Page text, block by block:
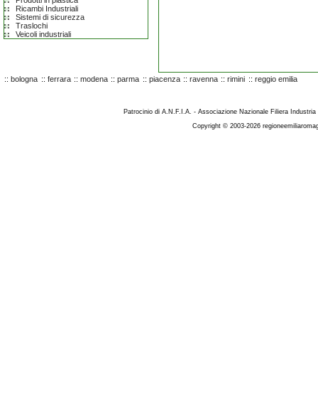
Ricambi Industriali
Sistemi di sicurezza
Traslochi
Veicoli industriali
:: bologna :: ferrara :: modena :: parma :: piacenza :: ravenna :: rimini :: reggio emilia
Patrocinio di A.N.F.I.A. - Associazione Nazionale Filiera
Copyright © 2003-2026